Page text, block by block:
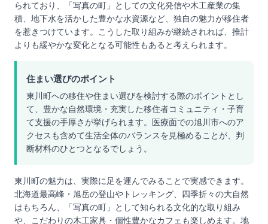
られており、「写真の町」としての文化発信や木工産業の集
積、地下水を活かした豊かな水資源など、独自の魅力が移住者
を惹きつけています。こうした取り組みが継続されれば、推計
よりも緩やかな変化となる可能性もあると考えられます。
住まい選びのポイント
東川町への移住や住まい選びを検討する際のポイントとし
て、豊かな自然環境・充実した移住者コミュニティ・子育
て支援の手厚さが挙げられます。医療面での旭川市へのア
クセスも含めて生活全体のバランスを見極めることが、判
断材料のひとつとなるでしょう。
東川町の魅力は、実際に足を運んでみることで実感できます。
北海道最高峰・旭岳の登山やトレッキング、四季折々の大自然
はもちろん、「写真の町」として知られる文化的な取り組み
や、こだわりの木工家具・個性豊かなカフェも楽しめます。地